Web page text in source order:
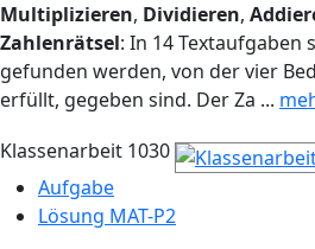
Multiplizieren, Dividieren,
Zahlenrätsel: In 14 Textaufgaben
gefunden werden, von der vier
erfüllt, gegeben sind. Der Za ...
Klassenarbeit 1030
Aufgabe
Lösung MAT-P2